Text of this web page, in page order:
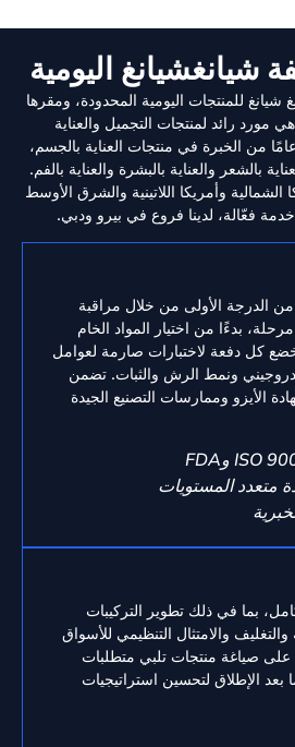
اليومية
للمنتجات اليومية المحدودة، ومقرها
رائد لمنتجات التجميل والعناية
مع أكثر من 17 عامًا من الخبرة في منتجات العناية بالجسم،
بالشعر والعناية بالبشرة والعناية بالفم.
وأمريكا اللاتينية والشرق الأوسط
فعّالة، لدينا فروع في بيرو ودبي.
الدرجة الأولى من خلال مراقبة
بدءًا من اختيار المواد الخام
كل دفعة لاختبارات صارمة لعوامل
ونمط الرش والثبات. تضمن
الأيزو وممارسات التصنيع الجيدة
متعدد المستويات
بما في ذلك تطوير التركيبات
والامتثال التنظيمي للأسواق
على صياغة منتجات تلبي متطلبات
الإطلاق لتحسين استراتيجيات